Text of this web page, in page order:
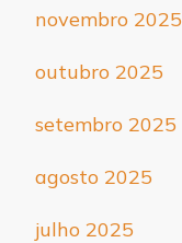
novembro 2025
outubro 2025
setembro 2025
agosto 2025
julho 2025